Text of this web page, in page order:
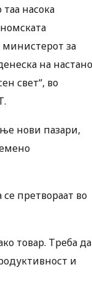
насока
за
на
свет“, во
нови пазари,
претвораат во
товар. Треба да
и